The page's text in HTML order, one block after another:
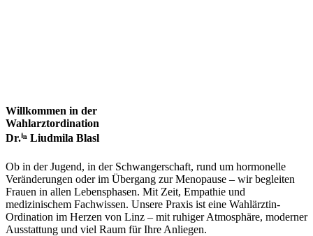
Willkommen in der
Wahlarztordination
Dr.ⁱⁿ Liudmila Blasl
Ob in der Jugend, in der Schwangerschaft, rund um hormonelle
Veränderungen oder im Übergang zur Menopause – wir begleiten
Frauen in allen Lebensphasen. Mit Zeit, Empathie und
medizinischem Fachwissen. Unsere Praxis ist eine Wahlärztin-
Ordination im Herzen von Linz – mit ruhiger Atmosphäre, moderner
Ausstattung und viel Raum für Ihre Anliegen.